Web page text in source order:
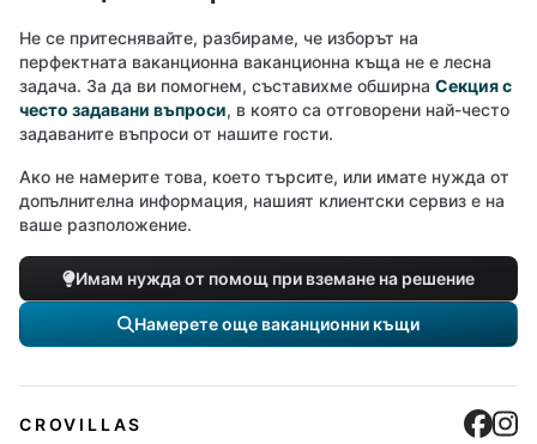
Не се притеснявайте, разбираме, че изборът на
перфектната ваканционна ваканционна къща не е лесна
задача. За да ви помогнем, съставихме обширна Секция с
често задавани въпроси, в която са отговорени най-често
задаваните въпроси от нашите гости.
Ако не намерите това, което търсите, или имате нужда от
допълнителна информация, нашият клиентски сервиз е на
ваше разположение.
Имам нужда от помощ при вземане на решение
Намерете още ваканционни къщи
CROVILLAS